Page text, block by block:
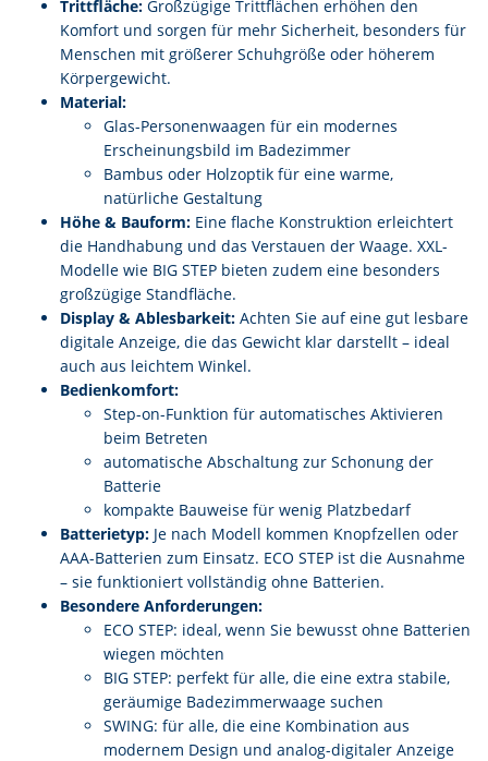
Trittfläche: Großzügige Trittflächen erhöhen den
Komfort und sorgen für mehr Sicherheit, besonders für
Menschen mit größerer Schuhgröße oder höherem
Körpergewicht.
Material:
Glas-Personenwaagen für ein modernes
Erscheinungsbild im Badezimmer
Bambus oder Holzoptik für eine warme,
natürliche Gestaltung
Höhe & Bauform: Eine flache Konstruktion erleichtert
die Handhabung und das Verstauen der Waage. XXL-
Modelle wie BIG STEP bieten zudem eine besonders
großzügige Standfläche.
Display & Ablesbarkeit: Achten Sie auf eine gut lesbare
digitale Anzeige, die das Gewicht klar darstellt – ideal
auch aus leichtem Winkel.
Bedienkomfort:
Step-on-Funktion für automatisches Aktivieren
beim Betreten
automatische Abschaltung zur Schonung der
Batterie
kompakte Bauweise für wenig Platzbedarf
Batterietyp: Je nach Modell kommen Knopfzellen oder
AAA-Batterien zum Einsatz. ECO STEP ist die Ausnahme
– sie funktioniert vollständig ohne Batterien.
Besondere Anforderungen:
ECO STEP: ideal, wenn Sie bewusst ohne Batterien
wiegen möchten
BIG STEP: perfekt für alle, die eine extra stabile,
geräumige Badezimmerwaage suchen
SWING: für alle, die eine Kombination aus
modernem Design und analog-digitaler Anzeige